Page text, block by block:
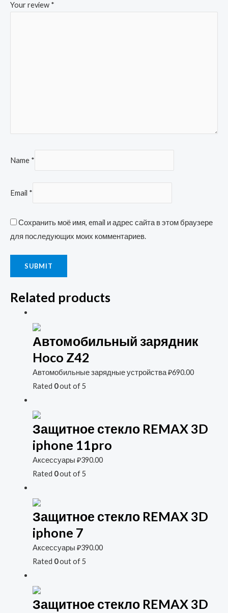
Your review *
Name *
Email *
Сохранить моё имя, email и адрес сайта в этом браузере
для последующих моих комментариев.
Related products
Автомобильный зарядник
Hoco Z42
Автомобильные зарядные устройства₽690.00
Rated 0out of 5
Защитное стекло REMAX 3D
iphone 11pro
Аксессуары ₽390.00
Rated 0out of 5
Защитное стекло REMAX 3D
iphone 7
Аксессуары ₽390.00
Rated 0out of 5
Защитное стекло REMAX 3D